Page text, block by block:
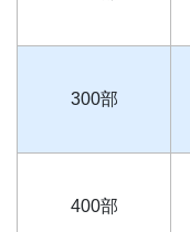
300部
400部